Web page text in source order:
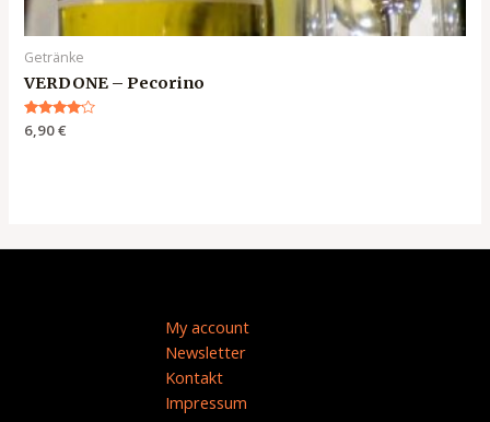
Getränke
VERDONE – Pecorino
Bewertet
mit
6,90€
My account
Newsletter
Kontakt
Impressum